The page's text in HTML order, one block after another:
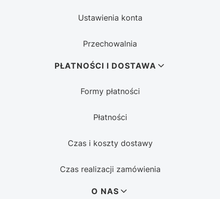
Ustawienia konta
Przechowalnia
PŁATNOŚCI I DOSTAWA
Formy płatności
Płatności
Czas i koszty dostawy
Czas realizacji zamówienia
O NAS